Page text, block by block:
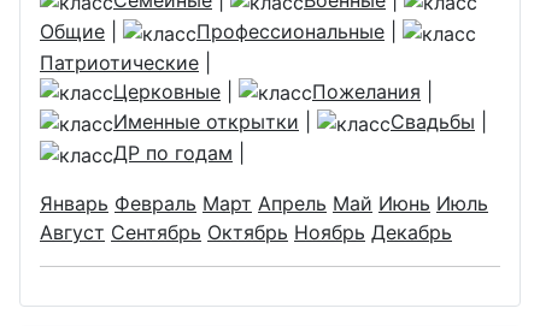
Общие
Профессиональные
Патриотические
Церковные
Пожелания
Именные открытки
Свадьбы
ДР по годам
Январь Февраль Март Апрель Май Июнь Июль
Август Сентябрь Октябрь Ноябрь Декабрь